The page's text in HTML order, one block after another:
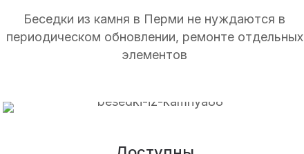
Беседки из камня в Перми не нуждаются в
периодическом обновлении, ремонте отдельных
элементов